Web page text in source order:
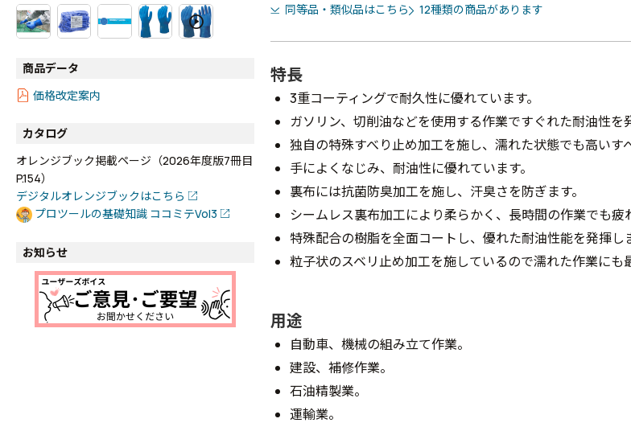
商品データ
価格改定案内
カタログ
オレンジブック掲載ページ（2026年度版7冊目
P.154）
デジタルオレンジブックはこちら
プロツールの基礎知識 ココミテVol3
お知らせ
同等品・類似品はこちら 12種類の商品があります
特長
3重コーティングで耐久性に優れています。
ガソリン、切削油などを使用する作業ですぐれた耐油性を
独自の特殊すべり止め加工を施し、濡れた状態でも高いす
手によくなじみ、耐油性に優れています。
裏布には抗菌防臭加工を施し、汗臭さを防ぎます。
シームレス裏布加工により柔らかく、長時間の作業でも疲
特殊配合の樹脂を全面コートし、優れた耐油性能を発揮し
粒子状のスベリ止め加工を施しているので濡れた作業にも
用途
自動車、機械の組み立て作業。
建設、補修作業。
石油精製業。
運輸業。